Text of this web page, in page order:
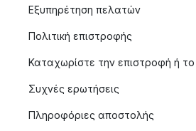
Εξυπηρέτηση πελατών
Πολιτική επιστροφής
Καταχωρίστε την επιστροφή ή
Συχνές ερωτήσεις
Πληροφόριες αποστολής